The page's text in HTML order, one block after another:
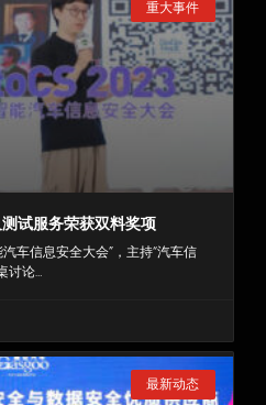
重大事件
试服务荣获双料奖项
车信息安全大会”，主持“汽车信
讨论…
最新动态